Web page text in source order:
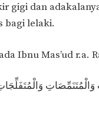
gigi dan
bagi lelaki.
Ibnu Mas’ud r.a.